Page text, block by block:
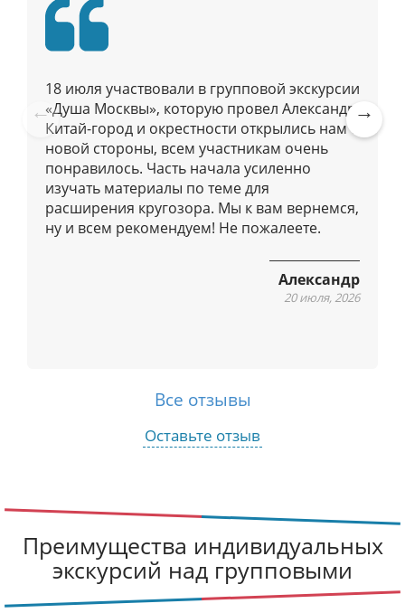
иPre
vio
us
18 июля участвовали в групповой экскурсии
«Душа Москвы», которую провел Александр.
Китай-город и окрестности открылись нам с
новой стороны, всем участникам очень
понравилось. Часть начала усиленно
изучать материалы по теме для
расширения кругозора. Мы к вам вернемся,
ну и всем рекомендуем! Не пожалеете.
Александр
20 июля, 2026
Ne
Все отзывы
Оставьте отзыв
Преимущества индивидуальных
экскурсий над групповыми